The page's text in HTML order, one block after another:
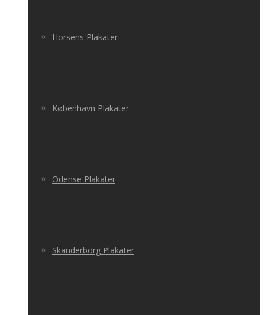
Horsens Plakater
København Plakater
Odense Plakater
Skanderborg Plakater